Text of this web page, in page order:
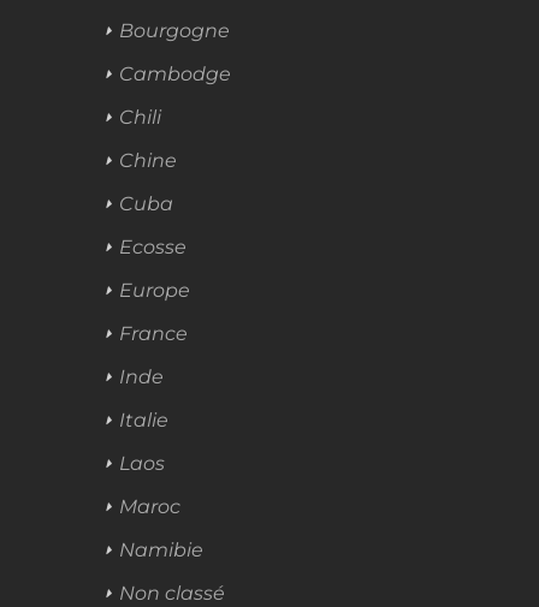
Bourgogne
Cambodge
Chili
Chine
Cuba
Ecosse
Europe
France
Inde
Italie
Laos
Maroc
Namibie
Non classé